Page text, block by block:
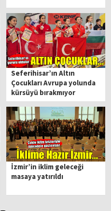
Seferihisar’ın Altın
Çocukları Avrupa yolunda
kürsüyü bırakmıyor
İzmir’in iklim geleceği
masaya yatırıldı